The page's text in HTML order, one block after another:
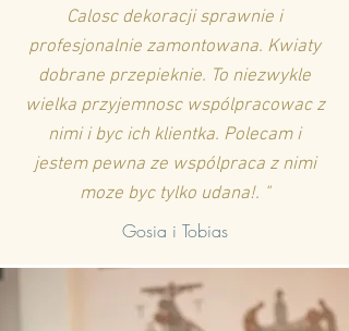
Calosc dekoracji sprawnie i
profesjonalnie zamontowana. Kwiaty
dobrane przepieknie. To niezwykle
wielka przyjemnosc wspólpracowac z
nimi i byc ich klientka. Polecam i
jestem pewna ze wspólpraca z nimi
moze byc tylko udana!. "
Gosia i Tobias